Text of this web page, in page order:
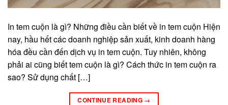
In tem cuộn là gì? Những điều cần biết về in tem cuộn Hiện
nay, hầu hết các doanh nghiệp sản xuất, kinh doanh hàng
hóa đều cần đến dịch vụ in tem cuộn. Tuy nhiên, không
phải ai cũng biết tem cuộn là gì? Cách thức in tem cuộn ra
sao? Sử dụng chất […]
CONTINUE READING →